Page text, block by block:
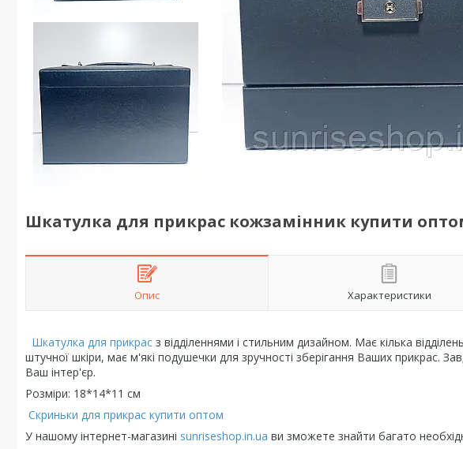
Шкатулка для прикрас кожзамінник купити
Опис Характеристики
Шкатулка для прикрас з відділеннями і стильним дизайном. Має кілька
штучної шкіри, має м'які подушечки для зручності зберігання Ваших прикрас.
Ваш інтер'єр.
Розміри: 18*14*11 см
Скриньки для прикрас купити оптом
У нашому інтернет-магазині sunriseshop.in.ua ви зможете знайти багато